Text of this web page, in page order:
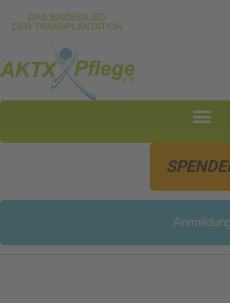
springen
Inhalt
Anmeldung